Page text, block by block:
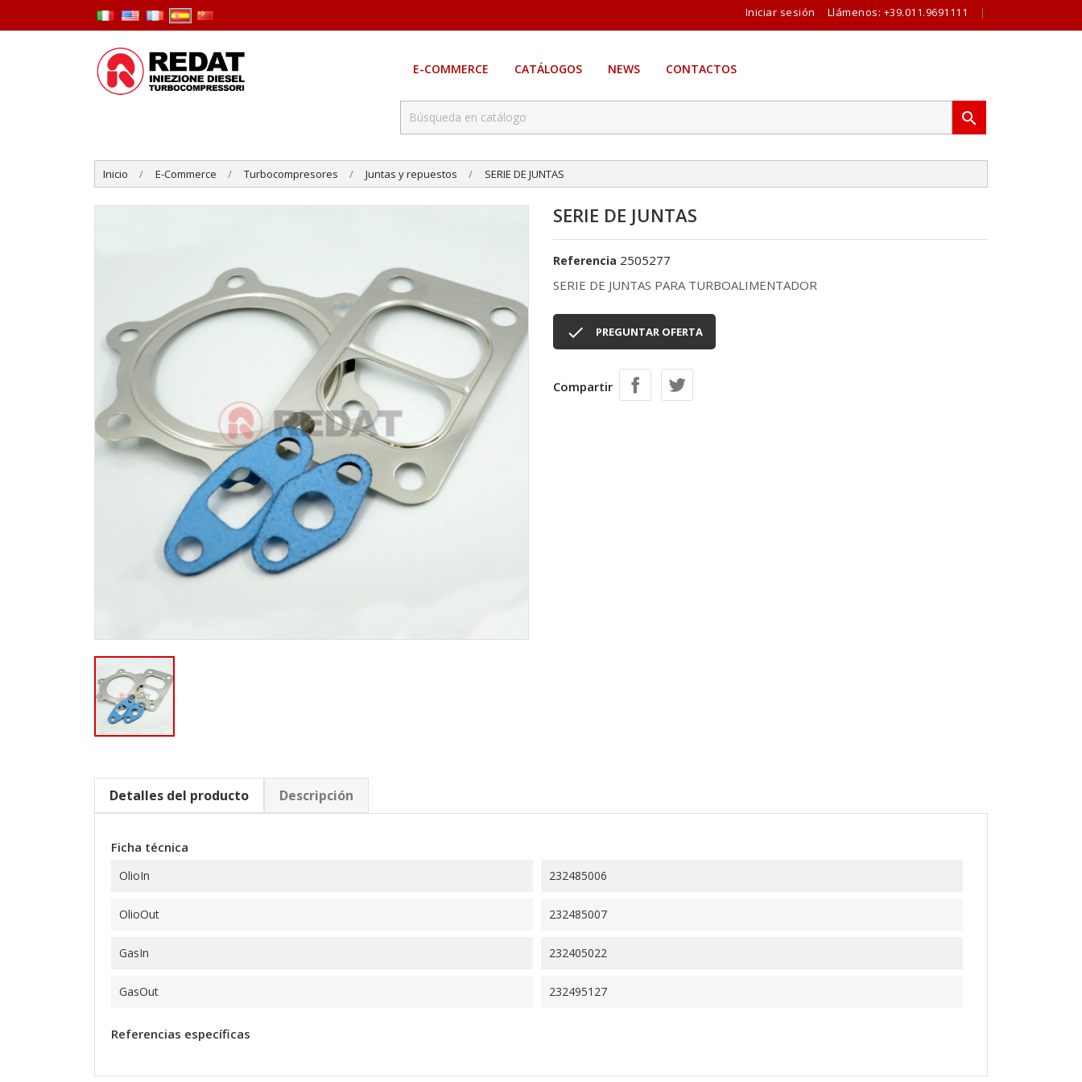
Iniciar sesión Llámenos: +39.011.9691111 |
E-COMMERCE CATÁLOGOS NEWS CONTACTOS

Inicio E-Commerce Turbocompresores Juntas y repuestos SERIE DE JUNTAS
SERIE DE JUNTAS
Referencia 2505277
SERIE DE JUNTAS PARA TURBOALIMENTADOR
 PREGUNTAR OFERTA
Compartir
Detalles del producto Descripción
Ficha técnica
OlioIn 232485006
OlioOut 232485007
GasIn 232405022
GasOut 232495127
Referencias específicas